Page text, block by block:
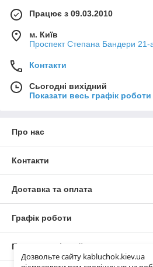
Дозвольте сайту kabluchok.kiev.ua
Працює з 09.03.2010
м. Київ
Проспект Степана Бандери 21-
Контакти
Сьогодні вихідний
Показати весь графік роботи
Про нас
Контакти
Доставка та оплата
Графік роботи
Повна версія сайту